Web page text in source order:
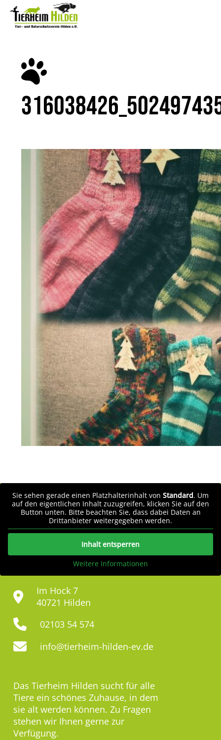
Sie sehen gerade einen Platzhalterinhalt von Standard. Um
auf den eigentlichen Inhalt zuzugreifen, klicken Sie auf den
Button unten. Bitte beachten Sie, dass dabei Daten an
Drittanbieter weitergegeben werden.
Inhalt entsperren
Weitere Informationen
Im Hock 7
40721 Hilden
02103 54 574
info@tierheim-hilden-ev.de
Das Tierheim Hilden sucht für alle
Tiere ein schönes Zuhause, in dem
sie alt werden können. Zu Fragen
stehen wir Ihnen gerne zur
Verfügung.